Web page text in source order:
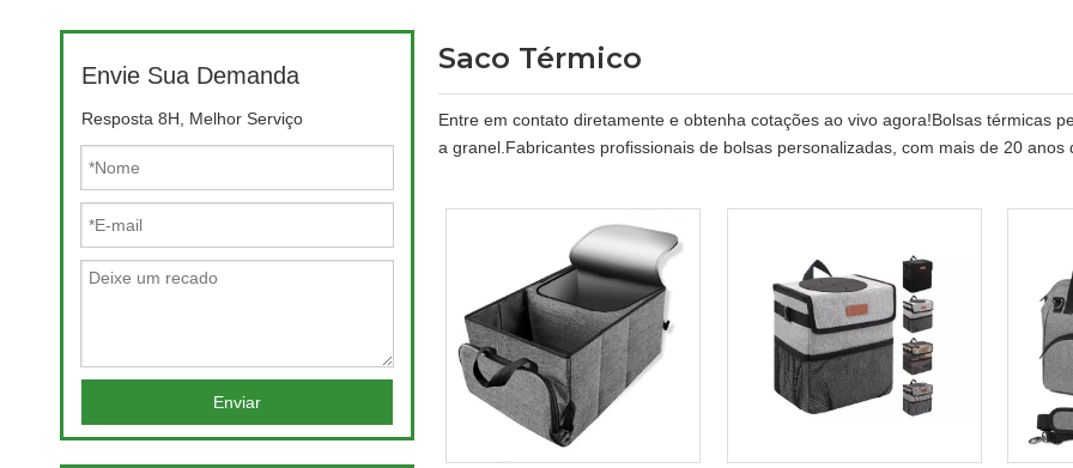
Envie Sua Demanda
Resposta 8H, Melhor Serviço
Enviar
Saco Térmico
Entre em contato diretamente e obtenha cotações ao vivo agora!Bolsas térmicas
a granel.Fabricantes profissionais de bolsas personalizadas, com mais de 20 anos